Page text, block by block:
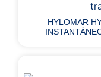
HYLOMAR